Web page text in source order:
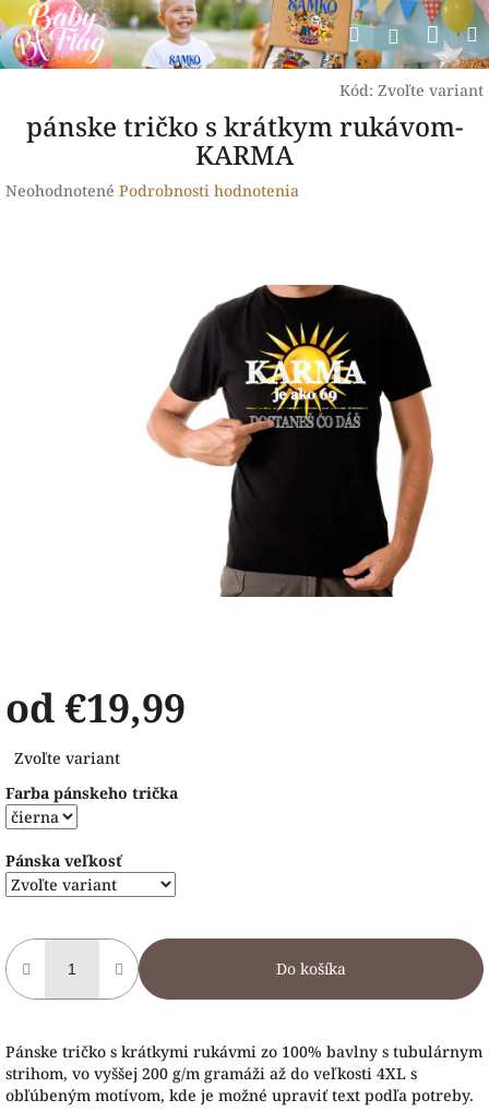
Prejsť
na
obsah
Hľadať
Kód: Zvoľte variant
pánske tričko s krátkym rukávom-
KARMA
Priemerné
Neohodnotené Podrobnosti hodnotenia
od €19,99
cena:
Zvoľte variant
Farba pánskeho trička
Pánska veľkosť
Do košíka
Pánske tričko s krátkymi rukávmi zo 100% bavlny s tubulárnym
strihom, vo vyššej 200 g/m gramáži až do veľkosti 4XL s
obľúbeným motívom, kde je možné upraviť text podľa potreby.